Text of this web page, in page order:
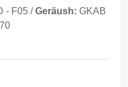
- F05 /Geräush: GKAB